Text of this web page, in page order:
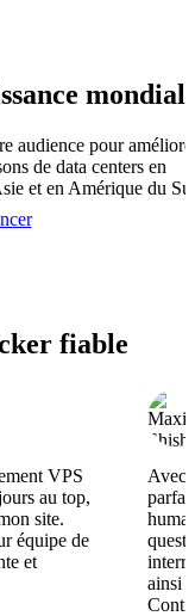
audience pour
de data centers en
et en Amérique du
fiable
VPS
au top,
site.
équipe de
et
Avec
ainsi